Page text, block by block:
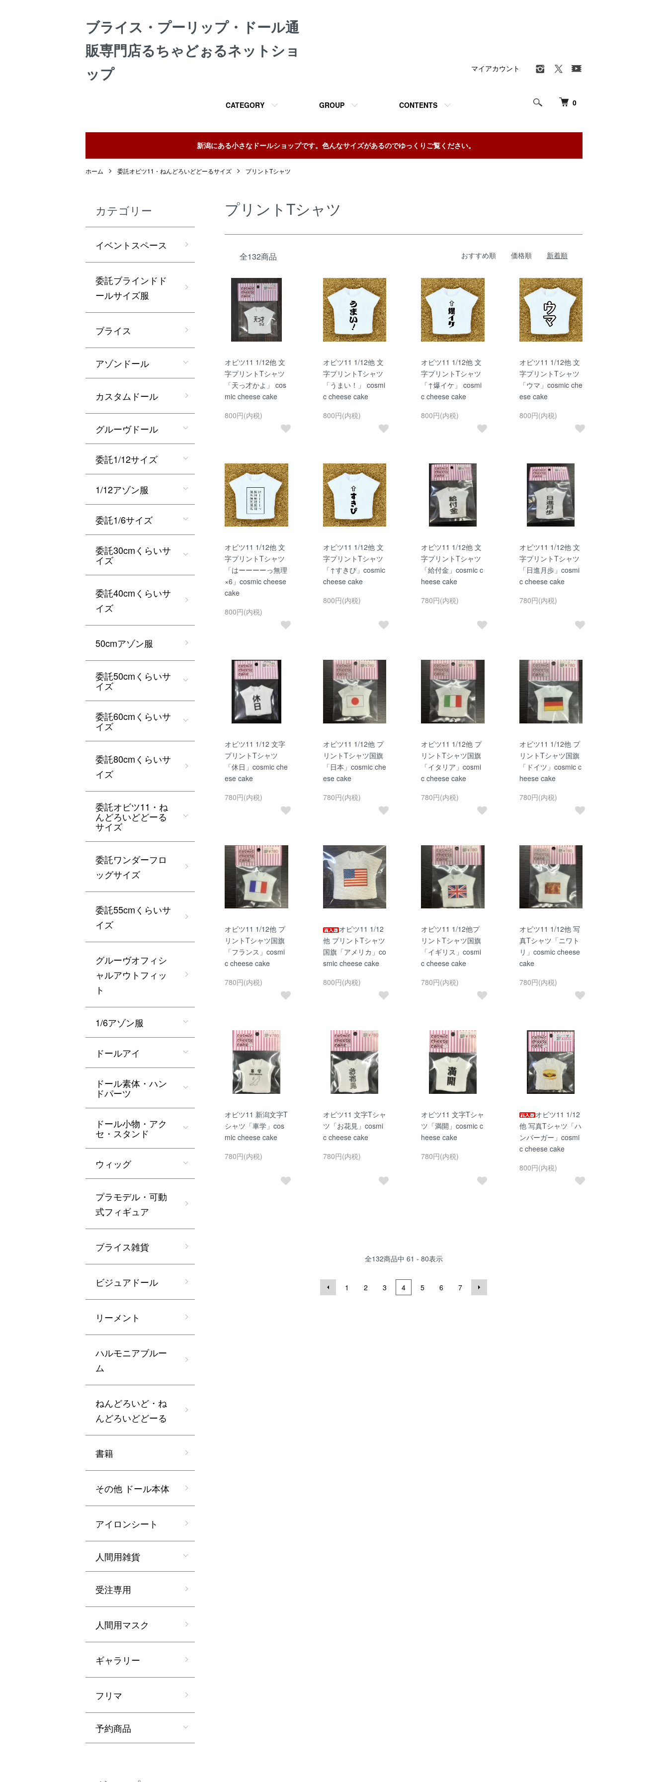
ブライス・プーリップ・ドール通
販専門店るちゃどぉるネットショ
ップ
0
CATEGORY GROUP CONTENTS
マイアカウント
新潟にある小さなドールショップです。色んなサイズがあるのでゆっくりご覧ください。
ホーム 委託オビツ11・ねんどろいどどーるサイズ プリントTシャツ
プリントTシャツ
全132商品 おすすめ順 価格順 新着順
オビツ11 1/12他 文
字プリントTシャツ
「天っ才かよ」 cos
mic cheese cake
800円(内税)
オビツ11 1/12他 文
字プリントTシャツ
「うまい！」 cosmi
c cheese cake
800円(内税)
オビツ11 1/12他 文
字プリントTシャツ
「↑爆イケ」 cosmi
c cheese cake
800円(内税)
オビツ11 1/12他 文
字プリントTシャツ
「ウマ」cosmic che
ese cake
800円(内税)
オビツ11 1/12他 文
字プリントTシャツ
「はーーーーっ無理
×6」cosmic cheese
cake
800円(内税)
オビツ11 1/12他 文
字プリントTシャツ
「↑すきぴ」cosmic
cheese cake
800円(内税)
オビツ11 1/12他 文
字プリントTシャツ
「給付金」cosmic c
heese cake
780円(内税)
オビツ11 1/12他 文
字プリントTシャツ
「日進月歩」cosmi
c cheese cake
780円(内税)
オビツ11 1/12 文字
プリントTシャツ
「休日」cosmic che
ese cake
780円(内税)
オビツ11 1/12他 プ
リントTシャツ国旗
「日本」cosmic che
ese cake
780円(内税)
オビツ11 1/12他 プ
リントTシャツ国旗
「イタリア」cosmi
c cheese cake
780円(内税)
オビツ11 1/12他 プ
リントTシャツ国旗
「ドイツ」cosmic c
heese cake
780円(内税)
オビツ11 1/12他 プ
リントTシャツ国旗
「フランス」cosmi
c cheese cake
780円(内税)
オビツ11 1/12
他 プリントTシャツ
国旗「アメリカ」co
smic cheese cake
800円(内税)
オビツ11 1/12他プ
リントTシャツ国旗
「イギリス」cosmi
c cheese cake
780円(内税)
オビツ11 1/12他 写
真Tシャツ「ニワト
リ」cosmic cheese
cake
780円(内税)
オビツ11 新潟文字T
シャツ「車学」cos
mic cheese cake
780円(内税)
オビツ11 文字Tシャ
ツ「お花見」cosmi
c cheese cake
780円(内税)
オビツ11 文字Tシャ
ツ「満開」cosmic c
heese cake
780円(内税)
オビツ11 1/12
他 写真Tシャツ「ハ
ンバーガー」cosmi
c cheese cake
800円(内税)
全132商品中 61 - 80表示
1 2 3 4 5 6 7
カテゴリー
イベントスペース
委託ブラインドド
ールサイズ服
ブライス
アゾンドール
カスタムドール
グルーヴドール
委託1/12サイズ
1/12アゾン服
委託1/6サイズ
委託30cmくらいサ
イズ
委託40cmくらいサ
イズ
50cmアゾン服
委託50cmくらいサ
イズ
委託60cmくらいサ
イズ
委託80cmくらいサ
イズ
委託オビツ11・ね
んどろいどどーる
サイズ
委託ワンダーフロ
ッグサイズ
委託55cmくらいサ
イズ
グルーヴオフィシ
ャルアウトフィッ
ト
1/6アゾン服
ドールアイ
ドール素体・ハン
ドパーツ
ドール小物・アク
セ・スタンド
ウィッグ
プラモデル・可動
式フィギュア
ブライス雑貨
ビジュアドール
リーメント
ハルモニアブルー
ム
ねんどろいど・ね
んどろいどどーる
書籍
その他 ドール本体
アイロンシート
人間用雑貨
受注専用
人間用マスク
ギャラリー
フリマ
予約商品